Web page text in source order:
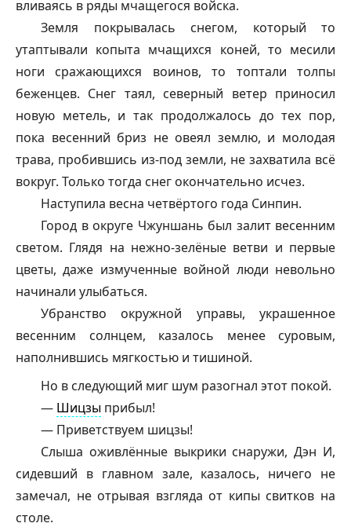
вливаясь в ряды мчащегося войска.
Земля покрывалась снегом, который то
утаптывали копыта мчащихся коней, то месили
ноги сражающихся воинов, то топтали толпы
беженцев. Снег таял, северный ветер приносил
новую метель, и так продолжалось до тех пор,
пока весенний бриз не овеял землю, и молодая
трава, пробившись из-под земли, не захватила всё
вокруг. Только тогда снег окончательно исчез.
Наступила весна четвёртого года Синпин.
Город в округе Чжуншань был залит весенним
светом. Глядя на нежно-зелёные ветви и первые
цветы, даже измученные войной люди невольно
начинали улыбаться.
Убранство окружной управы, украшенное
весенним солнцем, казалось менее суровым,
наполнившись мягкостью и тишиной.
Но в следующий миг шум разогнал этот покой.
— Шицзы прибыл!
— Приветствуем шицзы!
Слыша оживлённые выкрики снаружи, Дэн И,
сидевший в главном зале, казалось, ничего не
замечал, не отрывая взгляда от кипы свитков на
столе.